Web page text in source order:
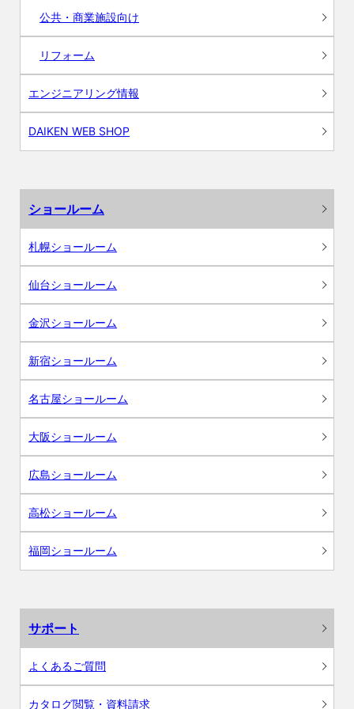
公共・商業施設向け
リフォーム
エンジニアリング情報
DAIKEN WEB SHOP
ショールーム
札幌ショールーム
仙台ショールーム
金沢ショールーム
新宿ショールーム
名古屋ショールーム
大阪ショールーム
広島ショールーム
高松ショールーム
福岡ショールーム
サポート
よくあるご質問
カタログ閲覧・資料請求